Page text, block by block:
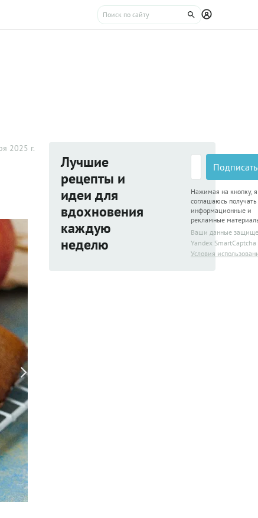
2025 г.
Лучшие
рецепты и
идеи для
вдохновения
каждую
неделю
Нажимая на кнопку, я
соглашаюсь получать
информационные и
рекламные
Ваши данные
Yandex SmartCaptcha
Условия